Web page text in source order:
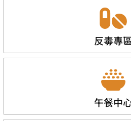
反毒專
午餐中